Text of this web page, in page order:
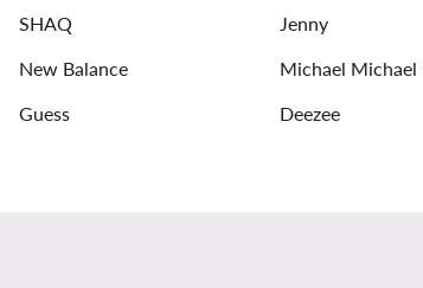
SHAQ
Jenny
New Balance
Michael Michael
Guess
Deezee